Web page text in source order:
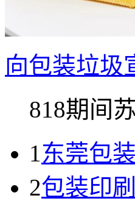
向包装垃圾
818期间
1 东莞包
2包装印